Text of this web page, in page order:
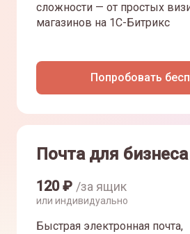
сложности — от простых
магазинов на 1С-Битрикс
Попробовать
Почта для бизнеса
120₽ /за ящик
или индивидуально
Быстрая электронная почта,